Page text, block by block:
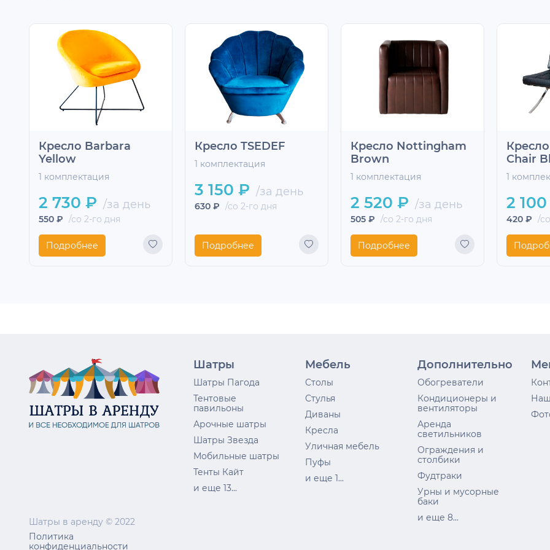
Кресло Barbara
Yellow
1 комплектация
2 730 ₽ /за день
550 ₽ /со 2-го дня
Подробнее
Кресло TSEDEF
1 комплектация
3 150 ₽ /за день
630 ₽ /со 2-го дня
Подробнее
Кресло Nottingham
Brown
1 комплектация
2 520 ₽ /за день
505 ₽ /со 2-го дня
Подробнее
Chair
1
2
420 ₽ /
Шатры в аренду © 2022
Политика
конфиденциальности
Шатры
Шатры Пагода
Тентовые
павильоны
Арочные шатры
Шатры Звезда
Мобильные шатры
Тенты Кайт
и еще 13...
Мебель
Столы
Стулья
Диваны
Кресла
Уличная мебель
Пуфы
и еще 1...
Дополнительно
Обогреватели
Кондиционеры и
вентиляторы
Аренда
светильников
Ограждения и
столбики
Фудтраки
Урны и мусорные
баки
и еще 8...